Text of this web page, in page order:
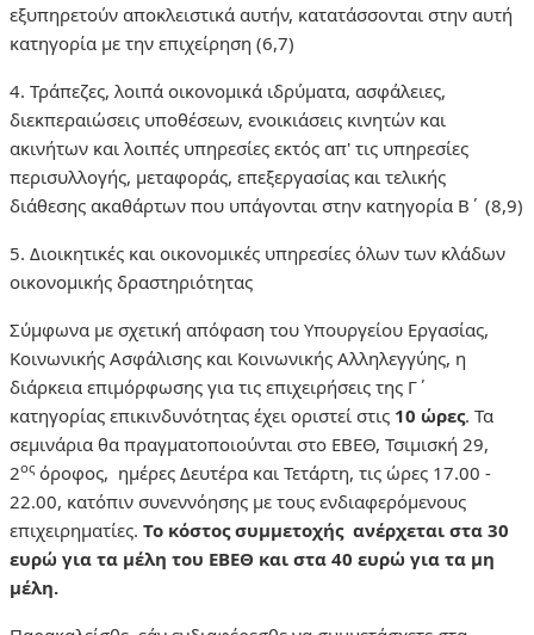
εξυπηρετούν αποκλειστικά αυτήν, κατατάσσονται στην αυτή
κατηγορία με την επιχείρηση (6,7)
4. Τράπεζες, λοιπά οικονομικά ιδρύματα, ασφάλειες,
διεκπεραιώσεις υποθέσεων, ενοικιάσεις κινητών και
ακινήτων και λοιπές υπηρεσίες εκτός απ' τις υπηρεσίες
περισυλλογής, μεταφοράς, επεξεργασίας και τελικής
διάθεσης ακαθάρτων που υπάγονται στην κατηγορία Β΄ (8,9)
5. Διοικητικές και οικονομικές υπηρεσίες όλων των κλάδων
οικονομικής δραστηριότητας
Σύμφωνα με σχετική απόφαση του Υπουργείου Εργασίας,
Κοινωνικής Ασφάλισης και Κοινωνικής Αλληλεγγύης, η
διάρκεια επιμόρφωσης για τις επιχειρήσεις της Γ΄
κατηγορίας επικινδυνότητας έχει οριστεί στις 10 ώρες. Τα
σεμινάρια θα πραγματοποιούνται στο ΕΒΕΘ, Τσιμισκή 29,
2ος όροφος, ημέρες Δευτέρα και Τετάρτη, τις ώρες 17.00 -
22.00, κατόπιν συνεννόησης με τους ενδιαφερόμενους
επιχειρηματίες. Το κόστος συμμετοχής ανέρχεται στα 30
ευρώ για τα μέλη του ΕΒΕΘ και στα 40 ευρώ για τα μη
μέλη.